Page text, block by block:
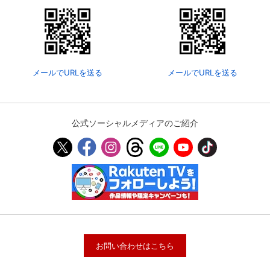
メールでURLを送る メールでURLを送る
公式ソーシャルメディアのご紹介
お問い合わせはこちら